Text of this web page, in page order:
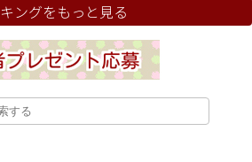
ングをもっと見る